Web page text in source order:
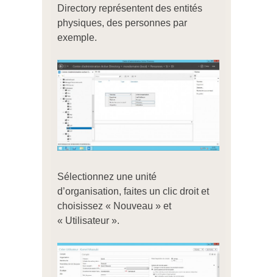
Directory représentent des entités
physiques, des personnes par
exemple.
Sélectionnez une unité
d’organisation, faites un clic droit et
choisissez « Nouveau » et
« Utilisateur ».